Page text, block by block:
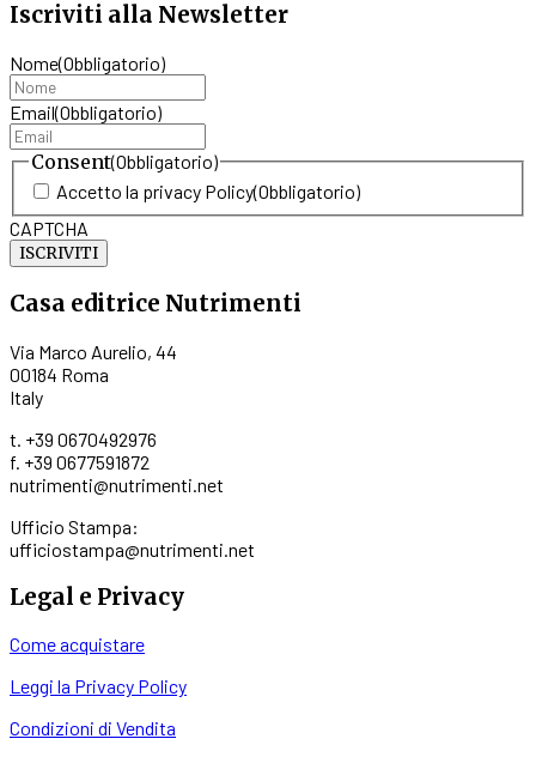
Iscriviti alla Newsletter
Nome(Obbligatorio)
Email(Obbligatorio)
Consent(Obbligatorio)
Accetto la privacy Policy(Obbligatorio)
CAPTCHA
Casa editrice Nutrimenti
Via Marco Aurelio, 44
00184 Roma
Italy
t. +39 0670492976
f. +39 0677591872
nutrimenti@nutrimenti.net
Ufficio Stampa:
ufficiostampa@nutrimenti.net
Legal e Privacy
Come acquistare
Leggi la Privacy Policy
Condizioni di Vendita